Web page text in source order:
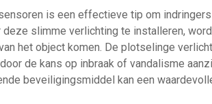
is een effectieve tip om
slimme verlichting te installeren,
het object komen. De plotselinge
de kans op inbraak of vandalisme
beveiligingsmiddel kan een